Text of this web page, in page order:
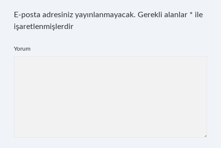
E-posta adresiniz yayınlanmayacak. Gerekli alanlar * ile
işaretlenmişlerdir
Yorum